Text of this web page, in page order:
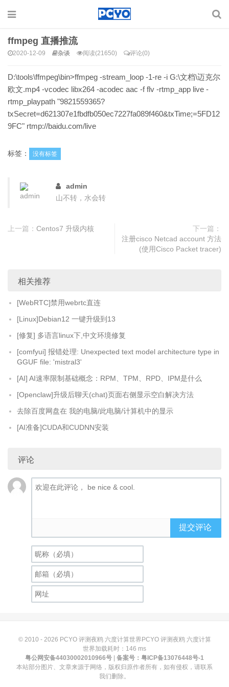
ffmpeg 直播推流
2020-12-09 杂谈 阅读(21650) 评论(0)
D:\tools\ffmpeg\bin>ffmpeg -stream_loop -1-re -i G:\文档\迈克尔
欧文.mp4 -vcodec libx264 -acodec aac -f flv -rtmp_app live -
rtmp_playpath "9821559365?
txSecret=d621307e1fbdfb050ec7227fa089f460&txTime;=5FD12
9FC" rtmp://baidu.com/live
标签： 没有标签
admin
山不转，水会转
上一篇： Centos7 升级内核
下一篇：
注册cisco Netcad account 方法
(使用Cisco Packet tracer)
相关推荐
[WebRTC]禁用webrtc直连
[Linux]Debian12 一键升级到13
[修复] 多语言linux下,中文环境修复
[comfyui] 报错处理: Unexpected text model architecture type in
GGUF file: 'mistral3'
[AI] AI速率限制基础概念：RPM、TPM、RPD、IPM是什么
[Openclaw]升级后聊天(chat)页面右侧显示空白解决方法
去除百度网盘在 我的电脑/此电脑/计算机中的显示
[AI准备]CUDA和CUDNN安装
评论
提交评论
© 2010 - 2026 PCYO 评测夜鸥 六度计算世界PCYO 评测夜鸥 六度计算
世界加载耗时：146 ms
粤公网安备44030002010966号
备案号： 粤ICP备13076448号-1
本站部分图片、文章来源于网络，版权归原作者所有，如有侵权，请联系
我们删除。